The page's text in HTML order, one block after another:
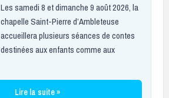
Les samedi 8 et dimanche 9 août 2026, la
chapelle Saint-Pierre d’Ambleteuse
accueillera plusieurs séances de contes
destinées aux enfants comme aux
Lire la suite »